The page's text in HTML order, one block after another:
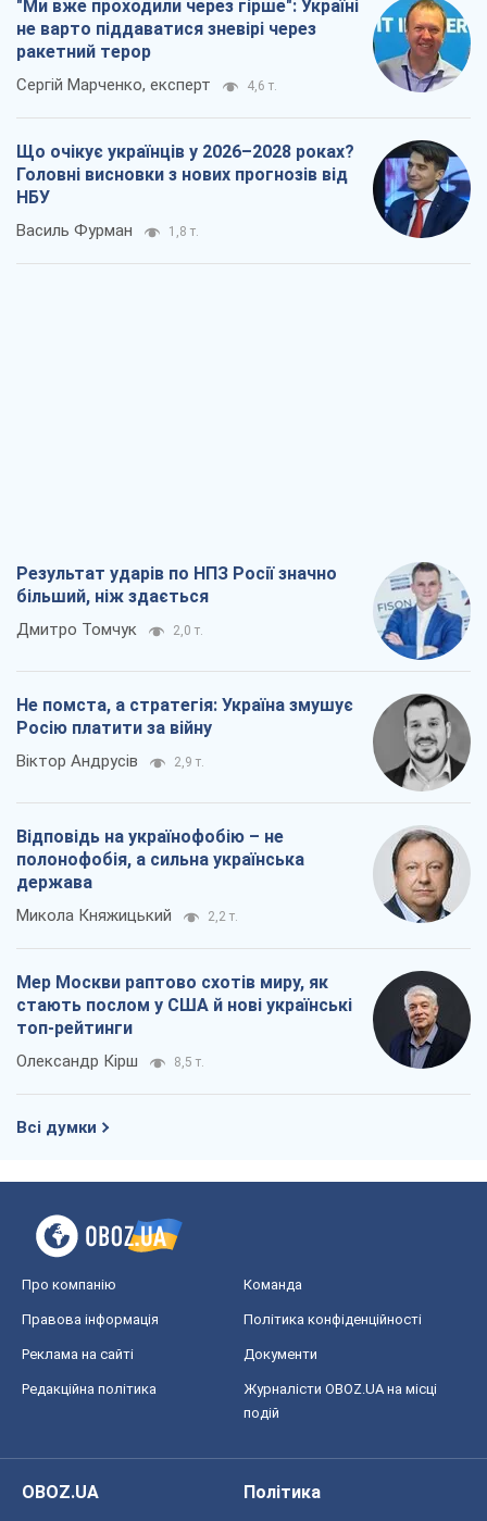
"Ми вже проходили через гірше": Україні
не варто піддаватися зневірі через
ракетний терор
Сергій Марченко, експерт 4,6 т.
Що очікує українців у 2026–2028 роках?
Головні висновки з нових прогнозів від
НБУ
Василь Фурман 1,8 т.
Результат ударів по НПЗ Росії значно
більший, ніж здається
Дмитро Томчук 2,0 т.
Не помста, а стратегія: Україна змушує
Росію платити за війну
Віктор Андрусів 2,9 т.
Відповідь на українофобію – не
полонофобія, а сильна українська
держава
Микола Княжицький 2,2 т.
Мер Москви раптово схотів миру, як
стають послом у США й нові українські
топ-рейтинги
Олександр Кірш 8,5 т.
Всі думки
Про компанію Команда
Правова інформація Політика конфіденційності
Реклама на сайті Документи
Редакційна політика
Журналісти OBOZ.UA на місці
подій
OBOZ.UA
Політика